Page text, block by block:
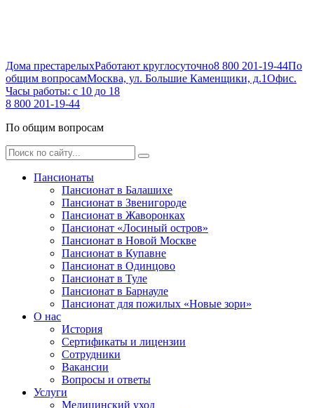
Дома престарелыхРаботают круглосуточно8 800 201-19-44По
общим вопросамМосква, ул. Большие Каменщики, д.1Офис.
Часы работы: с 10 до 18
8 800 201-19-44
По общим вопросам
Пансионаты
Пансионат в Балашихе
Пансионат в Звенигороде
Пансионат в Жаворонках
Пансионат «Лосиный остров»
Пансионат в Новой Москве
Пансионат в Купавне
Пансионат в Одинцово
Пансионат в Туле
Пансионат в Барнауле
Пансионат для пожилых «Новые зори»
О нас
История
Сертификаты и лицензии
Сотрудники
Вакансии
Вопросы и ответы
Услуги
Медицинский уход